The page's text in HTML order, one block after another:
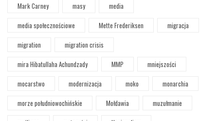
Mark Carney
masy
media
media społecznościowe
Mette Frederiksen
migracja
migration
migration crisis
mira Hibatullaha Achundzady
MMP
mniejszości
mocarstwo
modernizacja moko
monarchia
morze południowochińskie
Mołdawia
muzułmanie